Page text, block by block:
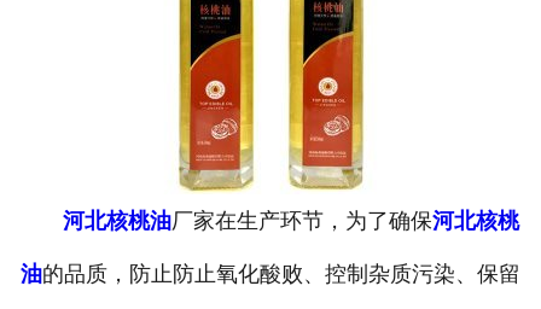
新闻资讯
走进晶森
公司官网
河北核桃油厂家在生产环节，为了确保河北核桃
油的品质，防止防止氧化酸败、控制杂质污染、保留